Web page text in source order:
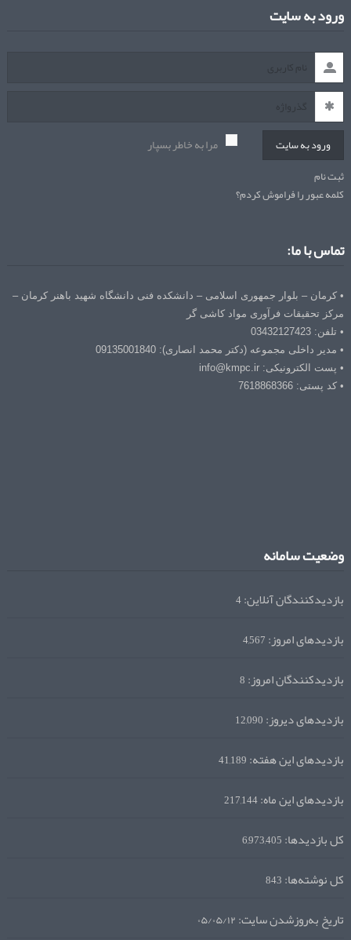
ورود به سایت
ورود به سایت مرا به خاطر بسپار
ثبت نام
کلمه عبور را فراموش کردم؟
تماس با ما:
• کرمان – بلوار جمهوری اسلامی – دانشکده فنی دانشگاه شهید باهنر کرمان –
مرکز تحقیقات فرآوری مواد کاشی گر
• تلفن: 03432127423
• مدیر داخلی مجموعه (دکتر محمد انصاری): 09135001840
• پست الکترونیکی: info@kmpc.ir
• کد پستی: 7618868366
وضعیت سامانه
بازدیدکنندگان آنلاین:4
بازدیدهای امروز:4,567
بازدیدکنندگان امروز:8
بازدیدهای دیروز:12,090
بازدیدهای این هفته:41,189
بازدیدهای این ماه:217,144
کل بازدیدها:6,973,405
کل نوشته‌ها:843
تاریخ به‌روزشدن سایت:۰۵/۰۵/۱۲